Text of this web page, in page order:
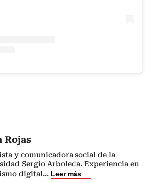
Rojas
y comunicadora social de la
Sergio Arboleda. Experiencia en
digital... Leer más